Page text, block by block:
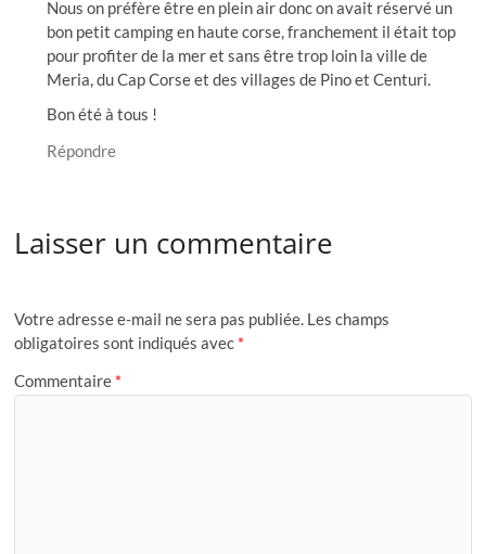
Nous on préfère être en plein air donc on avait réservé un
bon petit camping en haute corse, franchement il était top
pour profiter de la mer et sans être trop loin la ville de
Meria, du Cap Corse et des villages de Pino et Centuri.
Bon été à tous !
Répondre
Laisser un commentaire
Votre adresse e-mail ne sera pas publiée. Les champs
obligatoires sont indiqués avec *
Commentaire *